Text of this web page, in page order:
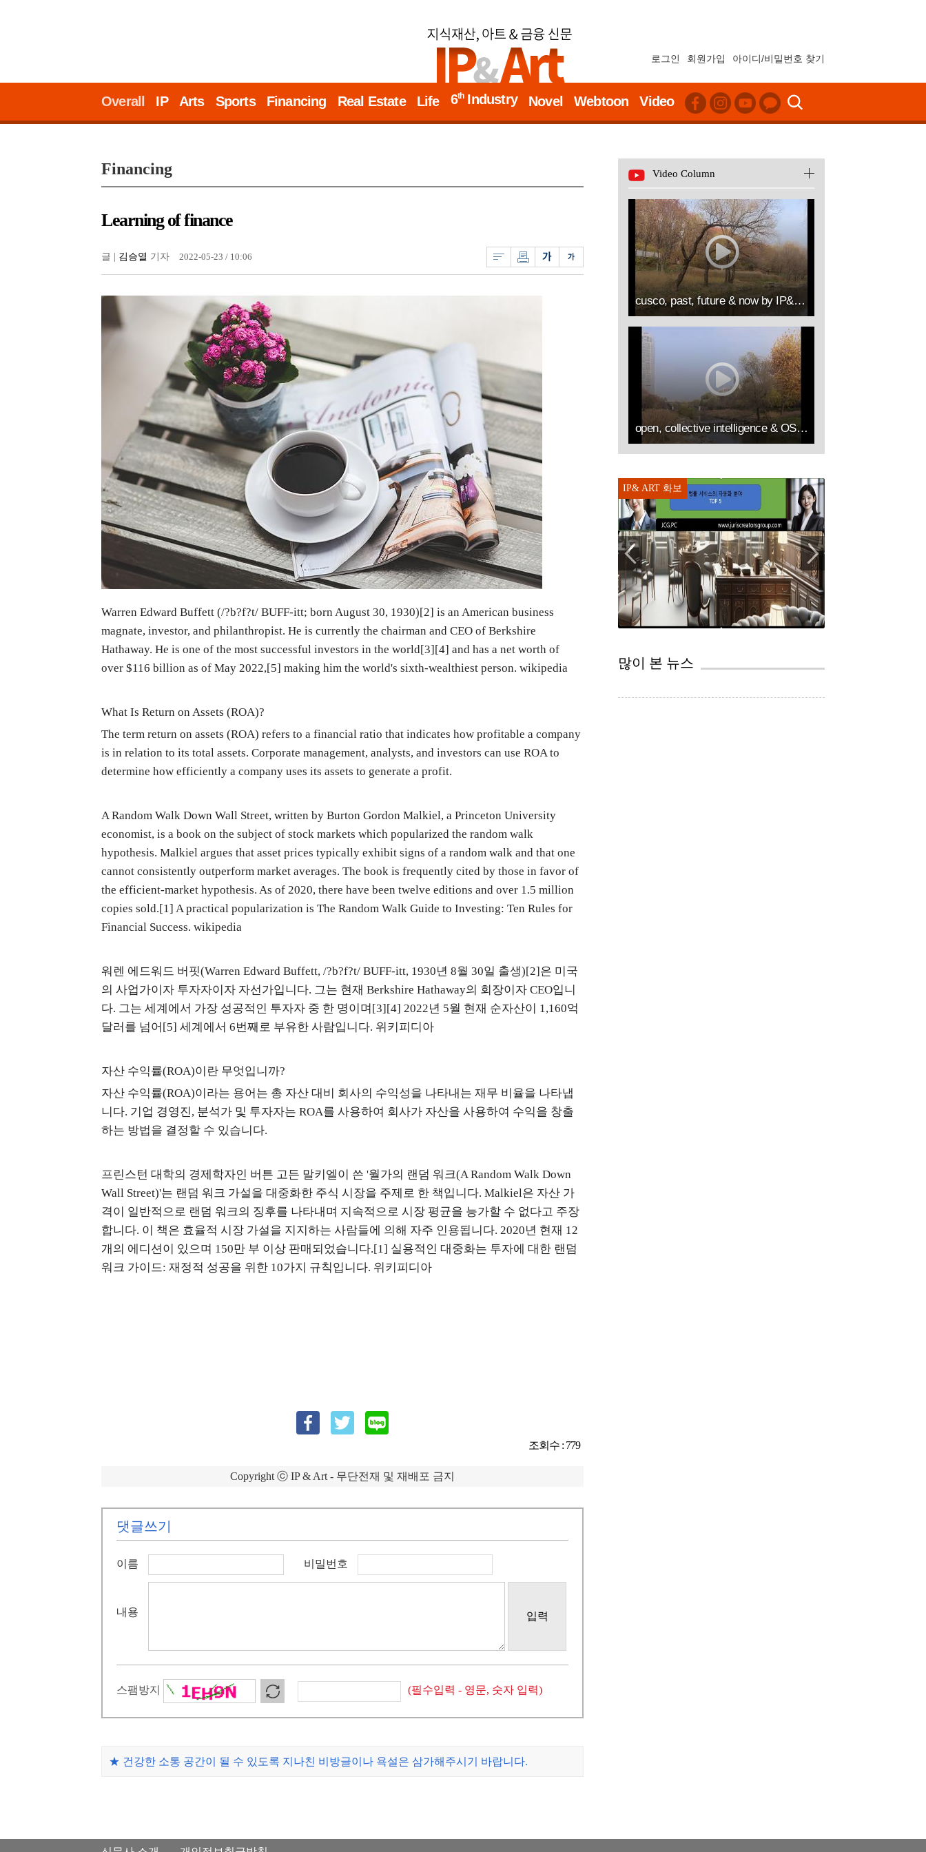
로그인 회원가입 아이디/비밀번호 찾기
Overall IP Arts Sports Financing Real Estate Life 6thIndustry Novel Webtoon Video
Financing
Learning of finance
글 | 김승열 기자 2022-05-23 / 10:06
Warren Edward Buffett (/?b?f?t/ BUFF-itt; born August 30, 1930)[2] is an American business
magnate, investor, and philanthropist. He is currently the chairman and CEO of Berkshire
Hathaway. He is one of the most successful investors in the world[3][4] and has a net worth of
over $116 billion as of May 2022,[5] making him the world's sixth-wealthiest person. wikipedia
What Is Return on Assets (ROA)?
The term return on assets (ROA) refers to a financial ratio that indicates how profitable a company
is in relation to its total assets. Corporate management, analysts, and investors can use ROA to
determine how efficiently a company uses its assets to generate a profit.
A Random Walk Down Wall Street, written by Burton Gordon Malkiel, a Princeton University
economist, is a book on the subject of stock markets which popularized the random walk
hypothesis. Malkiel argues that asset prices typically exhibit signs of a random walk and that one
cannot consistently outperform market averages. The book is frequently cited by those in favor of
the efficient-market hypothesis. As of 2020, there have been twelve editions and over 1.5 million
copies sold.[1] A practical popularization is The Random Walk Guide to Investing: Ten Rules for
Financial Success. wikipedia
워렌 에드워드 버핏(Warren Edward Buffett, /?b?f?t/ BUFF-itt, 1930년 8월 30일 출생)[2]은 미국
의 사업가이자 투자자이자 자선가입니다. 그는 현재 Berkshire Hathaway의 회장이자 CEO입니
다. 그는 세계에서 가장 성공적인 투자자 중 한 명이며[3][4] 2022년 5월 현재 순자산이 1,160억
달러를 넘어[5] 세계에서 6번째로 부유한 사람입니다. 위키피디아
자산 수익률(ROA)이란 무엇입니까?
자산 수익률(ROA)이라는 용어는 총 자산 대비 회사의 수익성을 나타내는 재무 비율을 나타냅
니다. 기업 경영진, 분석가 및 투자자는 ROA를 사용하여 회사가 자산을 사용하여 수익을 창출
하는 방법을 결정할 수 있습니다.
프린스턴 대학의 경제학자인 버튼 고든 말키엘이 쓴 '월가의 랜덤 워크(A Random Walk Down
Wall Street)'는 랜덤 워크 가설을 대중화한 주식 시장을 주제로 한 책입니다. Malkiel은 자산 가
격이 일반적으로 랜덤 워크의 징후를 나타내며 지속적으로 시장 평균을 능가할 수 없다고 주장
합니다. 이 책은 효율적 시장 가설을 지지하는 사람들에 의해 자주 인용됩니다. 2020년 현재 12
개의 에디션이 있으며 150만 부 이상 판매되었습니다.[1] 실용적인 대중화는 투자에 대한 랜덤
워크 가이드: 재정적 성공을 위한 10가지 규칙입니다. 위키피디아
조회수 : 779
Copyright ⓒ IP & Art - 무단전재 및 재배포 금지
댓글쓰기
이름 비밀번호
내용 입력
스팸방지 (필수입력 - 영문, 숫자 입력)
★ 건강한 소통 공간이 될 수 있도록 지나친 비방글이나 욕설은 삼가해주시기 바랍니다.
Video Column
cusco, past, future & now by IP&ART(김승열 RICHARD SUNG YOUL KIM한송온라인컨설팅센터대표이사HSOLLC)
open, collective intelligence & OSS by IP&ART(김승열 RICHARD SUNG YOUL KIM한송온라인컨설팅센터대표이사HSOLLC)
IP& ART 화보
많이 본 뉴스